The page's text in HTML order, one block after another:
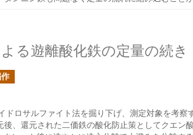
る遊離酸化鉄の定量の続き
ドロサルファイト法を掘り下げ、測定対象を考察
、還元された二価鉄の酸化防止策としてクエン